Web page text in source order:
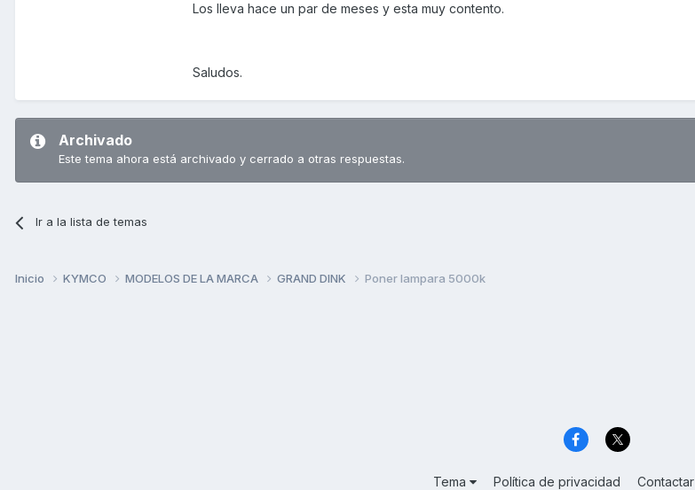
Los lleva hace un par de meses y esta muy contento.
Saludos.
Archivado
Este tema ahora está archivado y cerrado a otras respuestas.
Ir a la lista de temas
Inicio KYMCO MODELOS DE LA MARCA GRAND DINK Poner lampara 5000k
Tema Política de privacidad Contactar